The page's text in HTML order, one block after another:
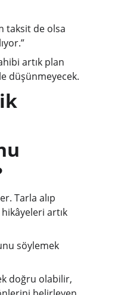
taksit de olsa
artık plan
düşünmeyecek.
Tarla alıp
artık
söylemek
doğru olabilir,